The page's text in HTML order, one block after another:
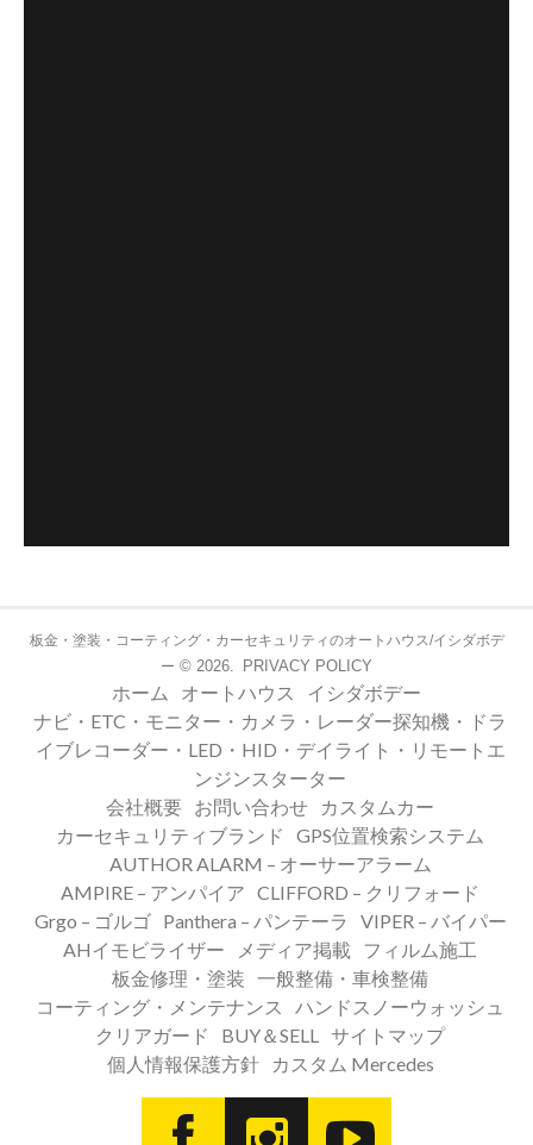
板金・塗装・コーティング・カーセキュリティのオートハウス/イシダボデ
ー © 2026. PRIVACY POLICY
ホーム オートハウス
イシダボデー
ナビ・ETC・モニター・カメラ・レーダー探知機・ドラ
イブレコーダー・LED・HID・デイライト・リモートエ
ンジンスターター
会社概要 お問い合わせ
カスタムカー
カーセキュリティブランド
GPS位置検索システム
AUTHOR ALARM – オーサーアラーム
AMPIRE – アンパイア CLIFFORD – クリフォード
Grgo – ゴルゴ
Panthera – パンテーラ
VIPER – バイパー
AHイモビライザー
メディア掲載
フィルム施工
板金修理・塗装 一般整備・車検整備
コーティング・メンテナンス
ハンドスノーウォッシュ
クリアガード
BUY＆SELL サイトマップ
個人情報保護方針
カスタム Mercedes